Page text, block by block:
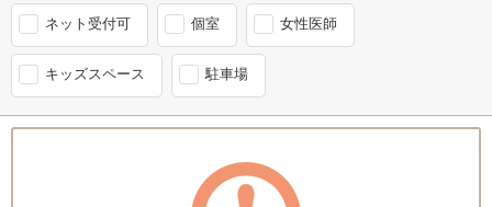
ネット受付可 個室 女性医師
キッズスペース 駐車場